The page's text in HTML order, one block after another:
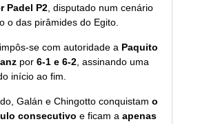
Padel P2 , disputado num cenário
o das pirâmides do Egito.
se com autoridade a Paquito
por6-1 e 6-2 , assinando uma
início ao fim.
Galán e Chingotto conquistamo
consecutivo e ficam aapenas